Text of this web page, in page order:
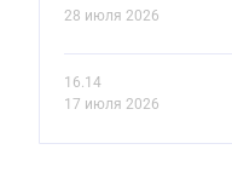
28 июля 2026
16.14
17 июля 2026